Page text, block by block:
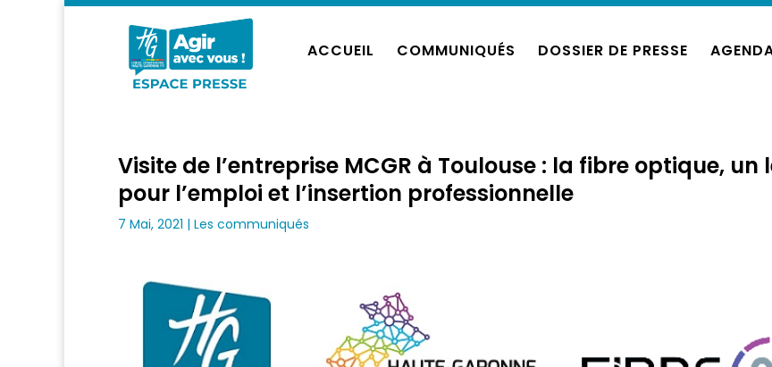
ACCUEIL COMMUNIQUÉS DOSSIER DE PRESSE
Visite de l’entreprise MCGR à Toulouse : la fibre optique, un
pour l’emploi et l’insertion professionnelle
7 Mai, 2021 | Les communiqués